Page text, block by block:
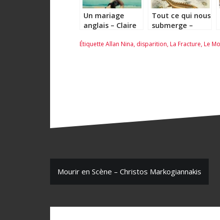
Un mariage
anglais – Claire
Tout ce qui nous
submerge –
Étiquette Allan Nina, disparition,La Fracture,Le
N
v
Mourir en Scène – Christos Markogiannakis